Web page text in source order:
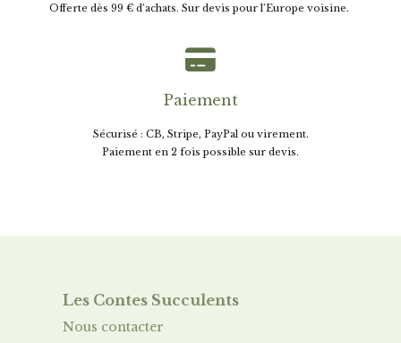
Offerte dès 99 € d’achats. Sur devis pour l’Europe voisine.

Paiement
Sécurisé : CB, Stripe, PayPal ou virement.
Paiement en 2 fois possible sur devis.
Les Contes Succulents
Nous contacter